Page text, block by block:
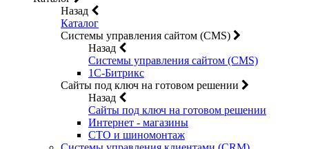
Назад
Каталог
Системы управления сайтом (CMS)
Назад
Системы управления сайтом (CMS)
1C-Битрикс
Сайты под ключ на готовом решении
Назад
Сайты под ключ на готовом решении
Интернет - магазины
СТО и шиномонтаж